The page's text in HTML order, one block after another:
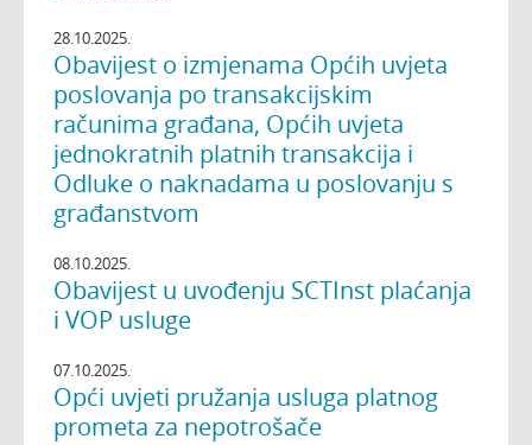
28.10.2025.
Obavijest o izmjenama Općih uvjeta
poslovanja po transakcijskim
računima građana, Općih uvjeta
jednokratnih platnih transakcija i
Odluke o naknadama u poslovanju s
građanstvom
08.10.2025.
Obavijest u uvođenju SCTInst plaćanja
i VOP usluge
07.10.2025.
Opći uvjeti pružanja usluga platnog
prometa za nepotrošače